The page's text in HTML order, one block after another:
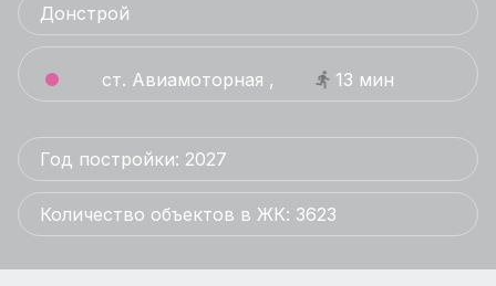
Донстрой
ст. Авиамоторная , 13 мин
Год постройки: 2027
Количество объектов в ЖК: 3623